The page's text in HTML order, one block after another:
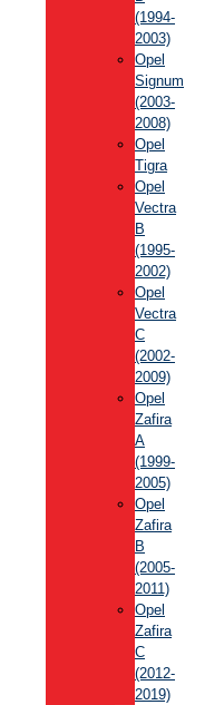
(1994-
2003)
Opel
Signum
(2003-
2008)
Opel
Tigra
Opel
Vectra
B
(1995-
2002)
Opel
Vectra
C
(2002-
2009)
Opel
Zafira
A
(1999-
2005)
Opel
Zafira
B
(2005-
2011)
Opel
Zafira
C
(2012-
2019)